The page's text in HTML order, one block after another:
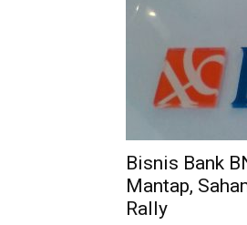
Bisnis Bank
Mantap,
Rally